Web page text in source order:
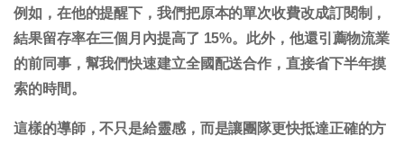
例如，在他的提醒下，我們把原本的單次收費改成訂閱制，
結果留存率在三個月內提高了 15%。此外，他還引薦物流業
的前同事，幫我們快速建立全國配送合作，直接省下半年摸
索的時間。
這樣的導師，不只是給靈感，而是讓團隊更快抵達正確的方